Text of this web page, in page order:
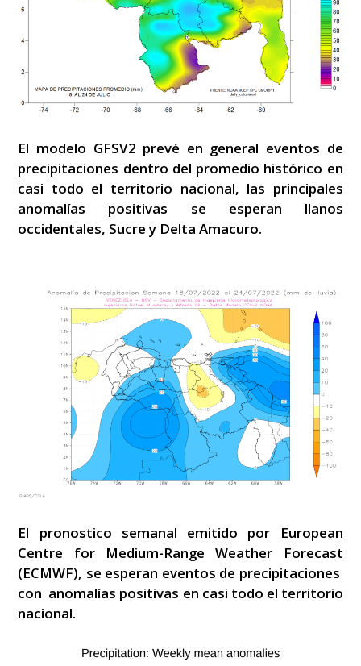
El modelo GFSV2 prevé en general eventos de
precipitaciones dentro del promedio histórico en
casi todo el territorio nacional, las principales
anomalías positivas se esperan llanos
occidentales, Sucre y Delta Amacuro.
El pronostico semanal emitido por European
Centre for Medium-Range Weather Forecast
(ECMWF), se esperan eventos de precipitaciones
con anomalías positivas en casi todo el territorio
nacional.